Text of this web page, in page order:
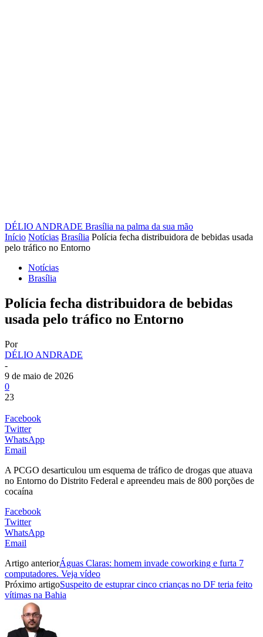
DÉLIO ANDRADE Brasília na palma da sua mão
Início Notícias Brasília Polícia fecha distribuidora de bebidas usada
pelo tráfico no Entorno
Notícias
Brasília
Polícia fecha distribuidora de bebidas
usada pelo tráfico no Entorno
Por
DÉLIO ANDRADE
-
9 de maio de 2026
0
23
Facebook
Twitter
WhatsApp
Email
A PCGO desarticulou um esquema de tráfico de drogas que atuava
no Entorno do Distrito Federal e apreendeu mais de 800 porções de
cocaína
Facebook
Twitter
WhatsApp
Email
Artigo anteriorÁguas Claras: homem invade coworking e furta 7
computadores. Veja vídeo
Próximo artigoSuspeito de estuprar cinco crianças no DF teria feito
vítimas na Bahia